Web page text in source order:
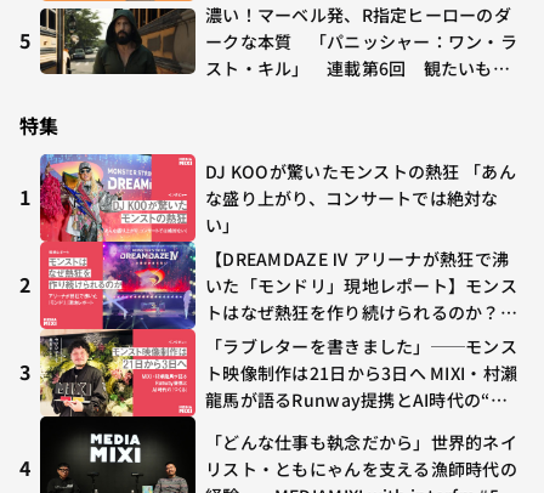
5
濃い！マーベル発、R指定ヒーローのダ
ークな本質 「パニッシャー：ワン・ラ
スト・キル」 連載第6回 観たいもの
特集
1
DJ KOOが驚いたモンストの熱狂 「あん
な盛り上がり、コンサートでは絶対な
い」
2
【DREAMDAZE Ⅳ アリーナが熱狂で沸
いた「モンドリ」現地レポート】モンス
トはなぜ熱狂を作り続けられるのか？コ
ラボ初の“真獣神化”やDJ KOO、てつ
や、兎田ぺこら、壱百満天原サロメらも
集結
3
「ラブレターを書きました」──モンス
ト映像制作は21日から3日へ MIXI・村瀨
龍馬が語るRunway提携とAI時代の“つ
4
「どんな仕事も執念だから」世界的ネイ
リスト・ともにゃんを支える漁師時代の